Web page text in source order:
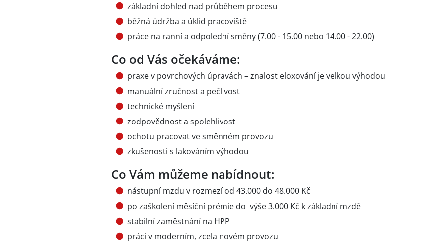
základní dohled nad průběhem procesu
běžná údržba a úklid pracoviště
práce na ranní a odpolední směny (7.00 - 15.00 nebo 14.00 - 22.00)
Co od Vás očekáváme:
praxe v povrchových úpravách – znalost eloxování je velkou výhodou
manuální zručnost a pečlivost
technické myšlení
zodpovědnost a spolehlivost
ochotu pracovat ve směnném provozu
zkušenosti s lakováním výhodou
Co Vám můžeme nabídnout:
nástupní mzdu v rozmezí od 43.000 do 48.000 Kč
po zaškolení měsíční prémie do výše 3.000 Kč k základní mzdě
stabilní zaměstnání na HPP
práci v moderním, zcela novém provozu